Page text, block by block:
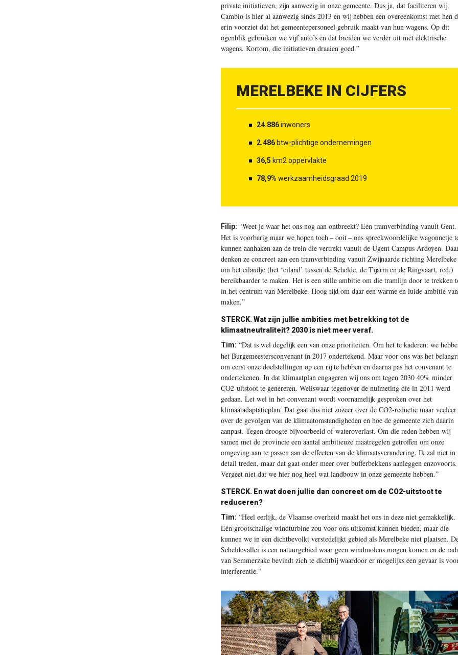
private initiatieven, zijn aanwezig in onze gemeente. Dus ja, dat faciliteren wij.
Cambio is hier al aanwezig sinds 2013 en wij hebben een overeenkomst met hen
erin voorziet dat het gemeentepersoneel gebruik maakt van hun wagens. Op dit
ogenblik gebruiken we vijf auto’s en dat breiden we verder uit met elektrische
wagens. Kortom, die initiatieven draaien goed.”
MERELBEKE IN CIJFERS
24.886inwoners
2.486 btw-plichtige ondernemingen
36,5 km2 oppervlakte
78,9% werkzaamheidsgraad 2019
Filip: “Weet je waar het ons nog aan ontbreekt? Een tramverbinding vanuit Gent.
Het is voorbarig maar we hopen toch – ooit – ons spreekwoordelijke wagonnetje
kunnen aanhaken aan de trein die vertrekt vanuit de Ugent Campus Ardoyen.
denken ze concreet aan een tramverbinding vanuit Zwijnaarde richting Merelbeke
om het eilandje (het ‘eiland’ tussen de Schelde, de Tijarm en de Ringvaart, red.)
bereikbaarder te maken. Het is een stille ambitie om die tramlijn door te trekken
in het centrum van Merelbeke. Hoog tijd om daar een warme en luide ambitie
maken.”
STERCK. Wat zijn jullie ambities met betrekking tot de
klimaatneutraliteit? 2030 is niet meer veraf.
Tim: “Dat is wel degelijk een van onze prioriteiten. Om het te kaderen: we
het Burgemeestersconvenant in 2017 ondertekend. Maar voor ons was het
om eerst onze doelstellingen op een rij te hebben en daarna pas het convenant te
ondertekenen. In dat klimaatplan engageren wij ons om tegen 2030 40% minder
CO2-uitstoot te genereren. Weliswaar tegenover de nulmeting die in 2011 werd
gedaan. Let wel in het convenant wordt voornamelijk gesproken over het
klimaatadaptatieplan. Dat gaat dus niet zozeer over de CO2-reductie maar veeleer
over de gevolgen van de klimaatomstandigheden en hoe de gemeente zich daarin
aanpast. Tegen droogte bijvoorbeeld of wateroverlast. Om die reden hebben wij
samen met de provincie een aantal ambitieuze maatregelen getroffen om onze
omgeving aan te passen aan de effecten van de klimaatsverandering. Ik zal niet in
detail treden, maar dat gaat onder meer over bufferbekkens aanleggen enzovoorts.
Vergeet niet dat we hier nog heel wat landbouw in onze gemeente hebben.”
STERCK. En wat doen jullie dan concreet om de CO2-uitstoot te
reduceren?
Tim: “Heel eerlijk, de Vlaamse overheid maakt het ons in deze niet gemakkelijk.
Eén grootschalige windturbine zou voor ons uitkomst kunnen bieden, maar die
kunnen we in een dichtbevolkt verstedelijkt gebied als Merelbeke niet plaatsen.
Scheldevallei is een natuurgebied waar geen windmolens mogen komen en de
van Semmerzake bevindt zich te dichtbij waardoor er mogelijks een gevaar is
interferentie."